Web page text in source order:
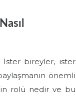
İster bireyler, ister
önemli
rolü nedir ve bu